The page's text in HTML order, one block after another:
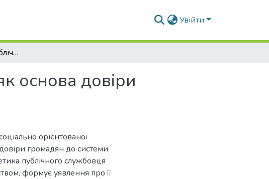
Увійти
Професійна етика публічного службовця як основа довіри громадян до влади
основа довіри
орієнтованої
громадян до системи
публічного службовця
формує уявлення про її